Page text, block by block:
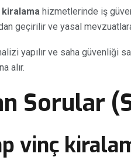
kiralama hizmetlerinde iş
geçirilir ve yasal
yapılır ve saha güvenliği
alır.
Sorular
vinç